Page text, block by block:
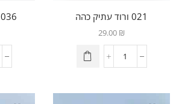
021 ורוד עתיק כהה
29.00 ₪
036 DARK SALMON